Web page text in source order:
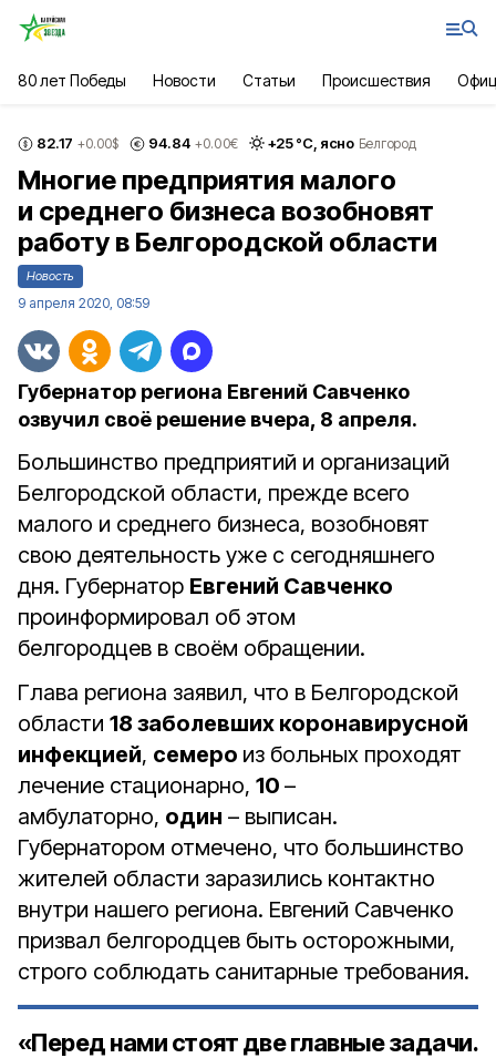
80 лет Победы Новости Статьи Происшествия
82.17 +0.00$ 94.84 +0.00€ +25°С, ясно Белгород
Многие предприятия малого
и среднего бизнеса возобновят
работу в Белгородской области
Новость
9 апреля 2020, 08:59
Губернатор региона Евгений Савченко
озвучил своё решение вчера, 8 апреля.
Большинство предприятий и организаций
Белгородской области, прежде всего
малого и среднего бизнеса, возобновят
свою деятельность уже с сегодняшнего
дня. Губернатор Евгений Савченко
проинформировал об этом
белгородцев в своём обращении.
Глава региона заявил, что в Белгородской
области 18 заболевших коронавирусной
инфекцией, семеро из больных проходят
лечение стационарно, 10 –
амбулаторно, один – выписан.
Губернатором отмечено, что большинство
жителей области заразились контактно
внутри нашего региона. Евгений Савченко
призвал белгородцев быть осторожными,
строго соблюдать санитарные требования.
«Перед нами стоят две главные задачи.